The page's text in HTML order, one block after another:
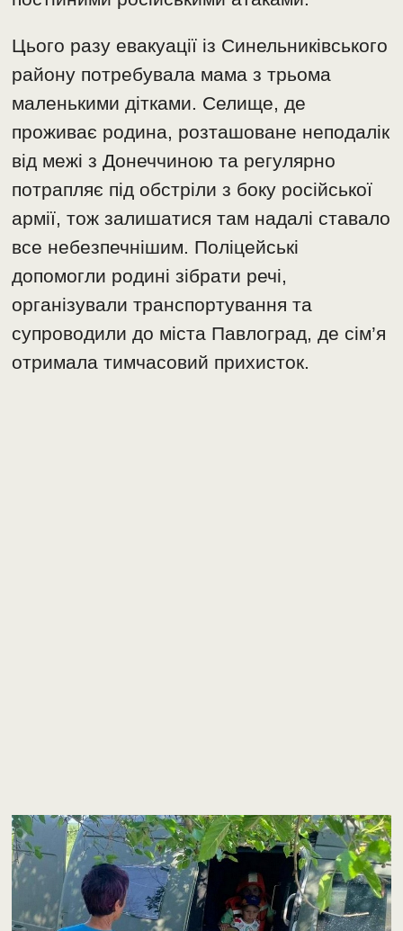
Цього разу евакуації із Синельниківського
району потребувала мама з трьома
маленькими дітками. Селище, де
проживає родина, розташоване неподалік
від межі з Донеччиною та регулярно
потрапляє під обстріли з боку російської
армії, тож залишатися там надалі ставало
все небезпечнішим. Поліцейські
допомогли родині зібрати речі,
організували транспортування та
супроводили до міста Павлоград, де сім’я
отримала тимчасовий прихисток.